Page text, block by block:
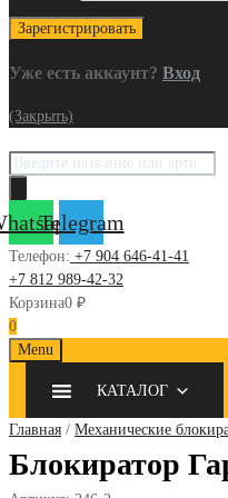
Уже есть аккаунт? Вход
(Закрыть)
Поиск
Telegram
Телефон: +7 904 646-41-41
+7 812 989-42-32
Корзина0 ₽
0
Skip
content
Menu
КАТАЛОГ
Главная / Механические
Блокиратор